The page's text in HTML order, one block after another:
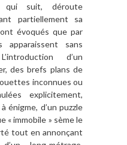
qui suit, déroute
partiellement sa
évoqués que par
apparaissent sans
d’un
des brefs plans de
inconnues ou
explicitement,
énigme, d’un puzzle
« immobile » sème le
tout en annonçant